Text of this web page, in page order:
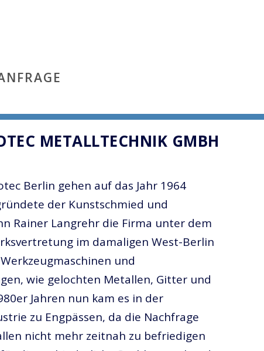
METALLTECHNIK GMBH
Berlin gehen auf das Jahr 1964
der Kunstschmied und
Rainer Langrehr die Firma unter dem
im damaligen West-Berlin
und
wie gelochten Metallen, Gitter und
Jahren nun kam es in der
zu Engpässen, da die Nachfrage
nicht mehr zeitnah zu befriedigen